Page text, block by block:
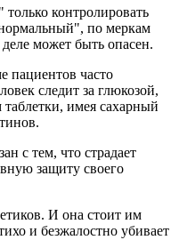
контролировать
по меркам
может быть опасен.
пациентов часто
следит за глюкозой,
имея сахарный
с тем, что страдает
защиту своего
И она стоит им
и безжалостно убивает